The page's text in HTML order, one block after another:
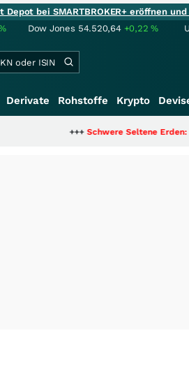
Depot bei SMARTBROKER+ eröffnen
Dow Jones 54.520,64 +0,22%
Derivate Rohstoffe Krypto
Schwere Seltene Erden: Entsteht hier